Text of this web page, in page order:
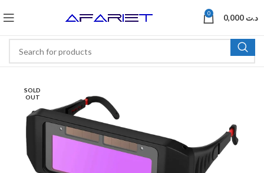
0 د.ت
SOLD
OUT